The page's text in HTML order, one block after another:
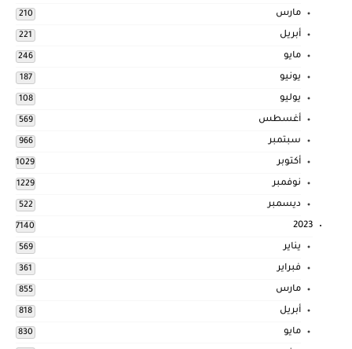
مارس 210
أبريل 221
مايو 246
يونيو 187
يوليو 108
أغسطس 569
سبتمبر 966
أكتوبر 1029
نوفمبر 1229
ديسمبر 522
2023
7140
يناير 569
فبراير 361
مارس 855
أبريل 818
مايو 830